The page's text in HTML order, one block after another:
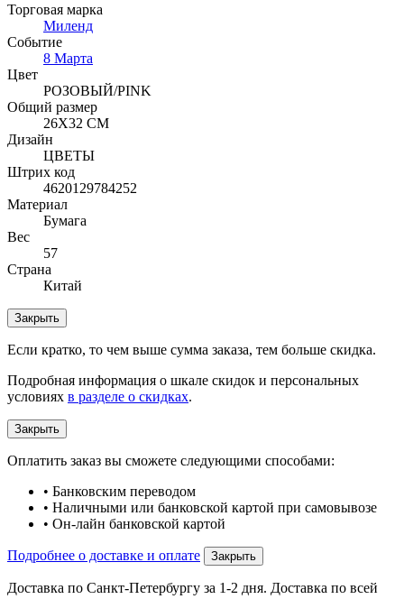
Торговая марка
Миленд
Событие
8 Марта
Цвет
РОЗОВЫЙ/PINK
Общий размер
26Х32 СМ
Дизайн
ЦВЕТЫ
Штрих код
4620129784252
Материал
Бумага
Вес
57
Страна
Китай
Закрыть
Если кратко, то чем выше сумма заказа, тем больше скидка.
Подробная информация о шкале скидок и персональных
условиях в разделе о скидках.
Закрыть
Оплатить заказ вы сможете следующими способами:
• Банковским переводом
• Наличными или банковской картой при самовывозе
• Он-лайн банковской картой
Подробнее о доставке и оплате Закрыть
Доставка по Санкт-Петербургу за 1-2 дня. Доставка по всей